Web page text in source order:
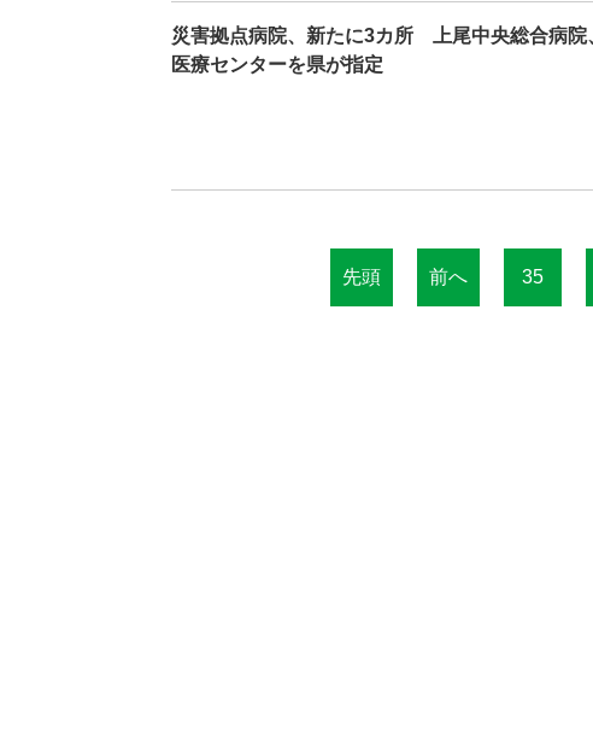
災害拠点病院、新たに3カ所 上尾中央総合病院
医療センターを県が指定
先頭 前へ 35